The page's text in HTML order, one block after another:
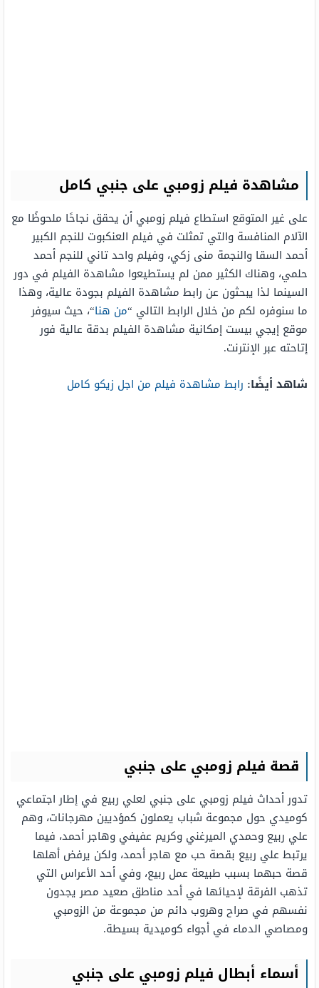
مشاهدة فيلم زومبي على جنبي كامل
على غير المتوقع استطاع فيلم زومبي أن يحقق نجاحًا ملحوظًا مع
الآلام المنافسة والتي تمثلت في فيلم العنكبوت للنجم الكبير
أحمد السقا والنجمة منى زكي، وفيلم واحد تاني للنجم أحمد
حلمي، وهناك الكثير ممن لم يستطيعوا مشاهدة الفيلم في دور
السينما لذا يبحثون عن رابط مشاهدة الفيلم بجودة عالية، وهذا
ما سنوفره لكم من خلال الرابط التالي “من هنا“، حيث سيوفر
موقع إيجي بيست إمكانية مشاهدة الفيلم بدقة عالية فور
إتاحته عبر الإنترنت.
شاهد أيضًا: رابط مشاهدة فيلم من اجل زيكو كامل
قصة فيلم زومبي على جنبي
تدور أحداث فيلم زومبي على جنبي لعلي ربيع في إطار اجتماعي
كوميدي حول مجموعة شباب يعملون كمؤديين مهرجانات، وهم
علي ربيع وحمدي الميرغني وكريم عفيفي وهاجر أحمد، فيما
يرتبط علي ربيع بقصة حب مع هاجر أحمد، ولكن يرفض أهلها
قصة حبهما بسبب طبيعة عمل ربيع، وفي أحد الأعراس التي
تذهب الفرقة لإحيائها في أحد مناطق صعيد مصر يجدون
نفسهم في صراح وهروب دائم من مجموعة من الزومبي
ومصاصي الدماء في أجواء كوميدية بسيطة.
أسماء أبطال فيلم زومبي على جنبي